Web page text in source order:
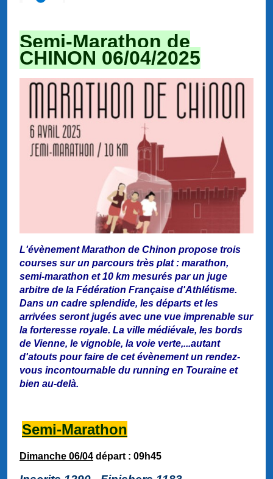
Semi-Marathon de
CHINON 06/04/2025
L'évènement Marathon de Chinon propose trois
courses sur un parcours très plat : marathon,
semi-marathon et 10 km mesurés par un juge
arbitre de la Fédération Française d'Athlétisme.
Dans un cadre splendide, les départs et les
arrivées seront jugés avec une vue imprenable sur
la forteresse royale. La ville médiévale, les bords
de Vienne, le vignoble, la voie verte,...autant
d'atouts pour faire de cet évènement un rendez-
vous incontournable du running en Touraine et
bien au-delà.
Semi-Marathon
Dimanche 06/04 départ : 09h45